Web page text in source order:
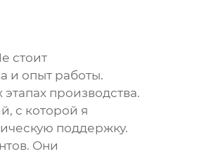
стоит
и опыт работы.
производства.
с которой я
поддержку.
Они